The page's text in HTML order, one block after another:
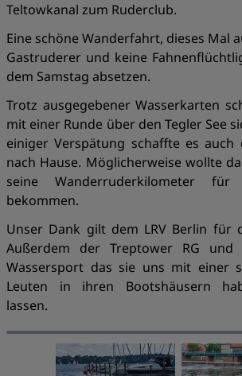
Teltowkanal zum Ruderclub.
Eine schöne Wanderfahrt, dieses Mal
Gastruderer und keine
dem Samstag absetzen.
Trotz ausgegebener Wasserkarten
mit einer Runde über den Tegler See
einiger Verspätung schaffte es auch
nach Hause. Möglicherweise wollte
seine Wanderruderkilometer
bekommen.
Unser Dank gilt dem LRV Berlin für
Außerdem der Treptower RG und
Wassersport das sie uns mit einer
Leuten in ihren Bootshäusern
lassen.